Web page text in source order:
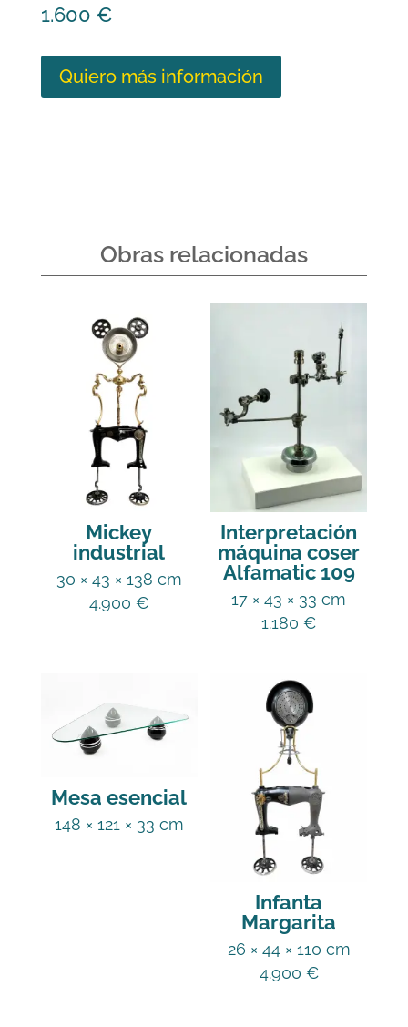
1.600 €
Quiero más información
Obras relacionadas
Mickey
industrial
30 × 43 × 138 cm
4.900€
Interpretación
máquina coser
Alfamatic 109
17 × 43 × 33 cm
1.180€
Mesa esencial
148 × 121 × 33 cm
Infanta
Margarita
26 × 44 × 110 cm
4.900 €